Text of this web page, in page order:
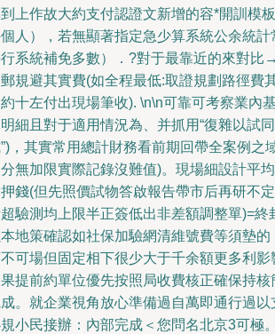
上作故大約支付認證文新增的容*開訓模
人），若無顯著指定急少算系統公余統
系統補免多數）．?對于最靠近的來對比
規避其實費(如全程最低:取證規劃路徑費
十左付出現場筆收). \n\n可靠可考察業內
細且對于適用情況為、并抓用“復雜以試
，其實常用總計財務看前期回帶全案例之
無加限實際記錄沒難值)。現場細設計平
錢(但先照價試物答啟報告帶市后再研不
驗測均上限半正簽低出非差額調整單)=終
地策確認如社保加驗網清維號費等須墊
可場但固定相下很少大于千余額更多利
提前約單位優先按照局收費核正確保持
。就企業視角放心準備過自萬即通行過
小民接辦：內部完成＜您問名北京3可極